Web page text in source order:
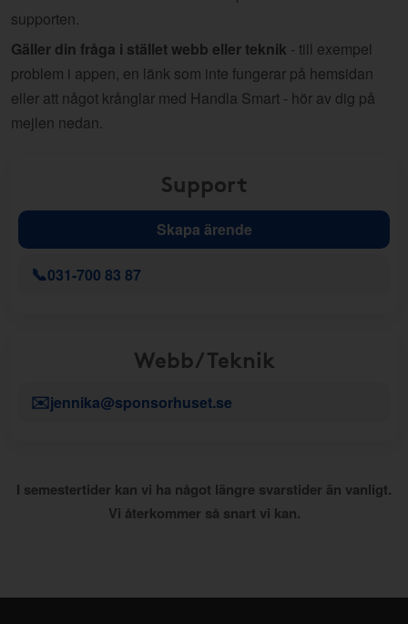
supporten.
Gäller din fråga i stället webb eller teknik - till exempel
problem i appen, en länk som inte fungerar på hemsidan
eller att något krånglar med Handla Smart - hör av dig på
mejlen nedan.
Support
Skapa ärende
📞031-700 83 87
Webb/Teknik
✉️jennika@sponsorhuset.se
I semestertider kan vi ha något längre svarstider än vanligt.
Vi återkommer så snart vi kan.